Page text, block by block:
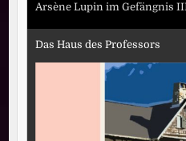
Arsène Lupin im Gefängnis
Das Haus des Professors